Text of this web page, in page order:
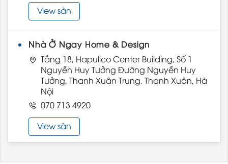
View sàn
Nhà Ở Ngay Home & Design
Tầng 18, Hapulico Center Building, Số 1
Nguyễn Huy Tưởng Đường Nguyễn Huy
Tưởng, Thanh Xuân Trung, Thanh Xuân, Hà
Nội
070 713 4920
View sàn